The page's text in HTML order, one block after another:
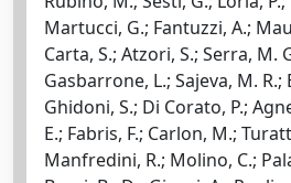
Martucci, G.; Fantuzzi, A.;
Carta, S.; Atzori, S.; Serra, M.
Gasbarrone, L.; Sajeva, M. R.;
Ghidoni, S.; Di Corato, P.;
E.; Fabris, F.; Carlon, M.;
Manfredini, R.; Molino, C.;